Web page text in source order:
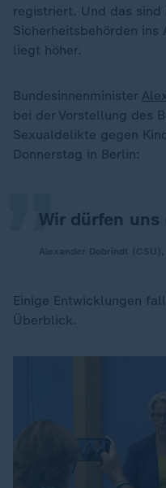
registriert. Und das sind
Sicherheitsbehörden
liegt höher.
Bundesinnenminister
bei der Vorstellung des
Sexualdelikte gegen
Donnerstag in Berlin:
Wir dürfen
„
Einige Entwicklungen
Überblick.